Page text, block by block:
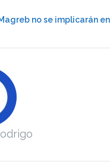
no se implicarán